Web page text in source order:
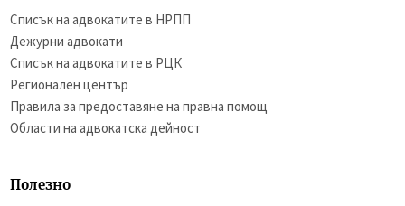
Списък на адвокатите в НРПП
Дежурни адвокати
Списък на адвокатите в РЦК
Регионален център
Правила за предоставяне на правна помощ
Области на адвокатска дейност
Полезно